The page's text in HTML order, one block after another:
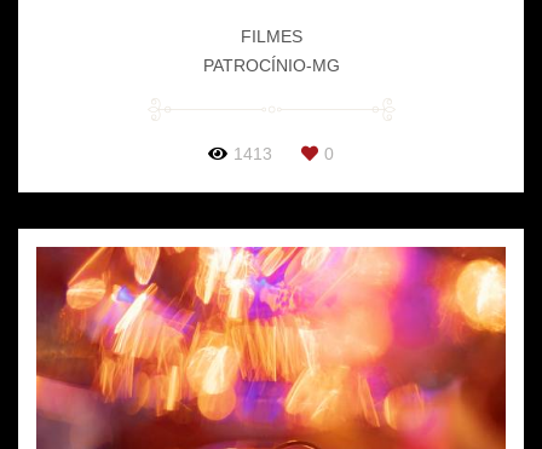
FILMES
PATROCÍNIO-MG
1413 0